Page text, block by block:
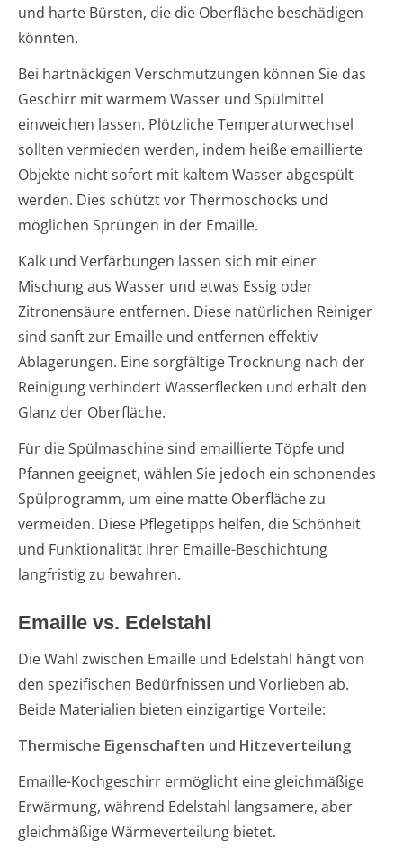
und harte Bürsten, die die Oberfläche beschädigen
könnten.
Bei hartnäckigen Verschmutzungen können Sie das
Geschirr mit warmem Wasser und Spülmittel
einweichen lassen. Plötzliche Temperaturwechsel
sollten vermieden werden, indem heiße emaillierte
Objekte nicht sofort mit kaltem Wasser abgespült
werden. Dies schützt vor Thermoschocks und
möglichen Sprüngen in der Emaille.
Kalk und Verfärbungen lassen sich mit einer
Mischung aus Wasser und etwas Essig oder
Zitronensäure entfernen. Diese natürlichen Reiniger
sind sanft zur Emaille und entfernen effektiv
Ablagerungen. Eine sorgfältige Trocknung nach der
Reinigung verhindert Wasserflecken und erhält den
Glanz der Oberfläche.
Für die Spülmaschine sind emaillierte Töpfe und
Pfannen geeignet, wählen Sie jedoch ein schonendes
Spülprogramm, um eine matte Oberfläche zu
vermeiden. Diese Pflegetipps helfen, die Schönheit
und Funktionalität Ihrer Emaille-Beschichtung
langfristig zu bewahren.
Emaille vs. Edelstahl
Die Wahl zwischen Emaille und Edelstahl hängt von
den spezifischen Bedürfnissen und Vorlieben ab.
Beide Materialien bieten einzigartige Vorteile:
Thermische Eigenschaften und Hitzeverteilung
Emaille-Kochgeschirr ermöglicht eine gleichmäßige
Erwärmung, während Edelstahl langsamere, aber
gleichmäßige Wärmeverteilung bietet.